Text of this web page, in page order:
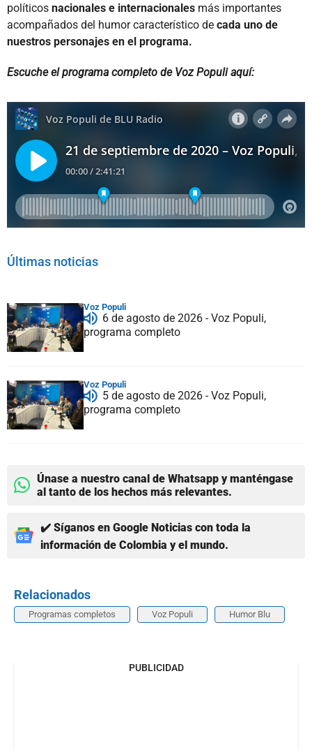
políticos nacionales e internacionales más importantes
acompañados del humor característico de cada uno de
nuestros personajes en el programa.
Escuche el programa completo de Voz Populi aquí:
Últimas noticias
Voz Populi
6 de agosto de 2026 - Voz Populi,
programa completo
Voz Populi
5 de agosto de 2026 - Voz Populi,
programa completo
Únase a nuestro canal de Whatsapp y manténgase
al tanto de los hechos más relevantes.
✔️ Síganos en Google Noticias con toda la
información de Colombia y el mundo.
Relacionados
Programas completos Voz Populi Humor Blu
PUBLICIDAD